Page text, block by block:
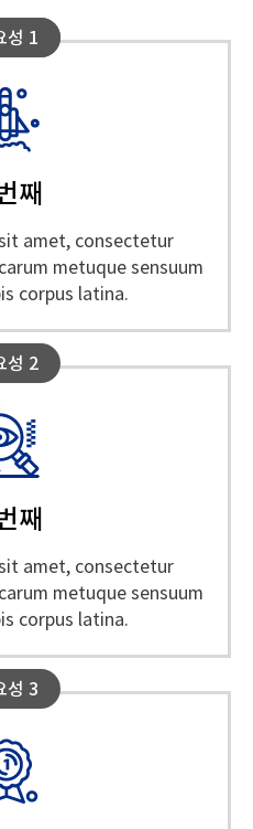
성 1
성 1
째
amet, consectetur
metuque sensuum
corpus latina.
성 2
째
amet, consectetur
metuque sensuum
corpus latina.
성 3